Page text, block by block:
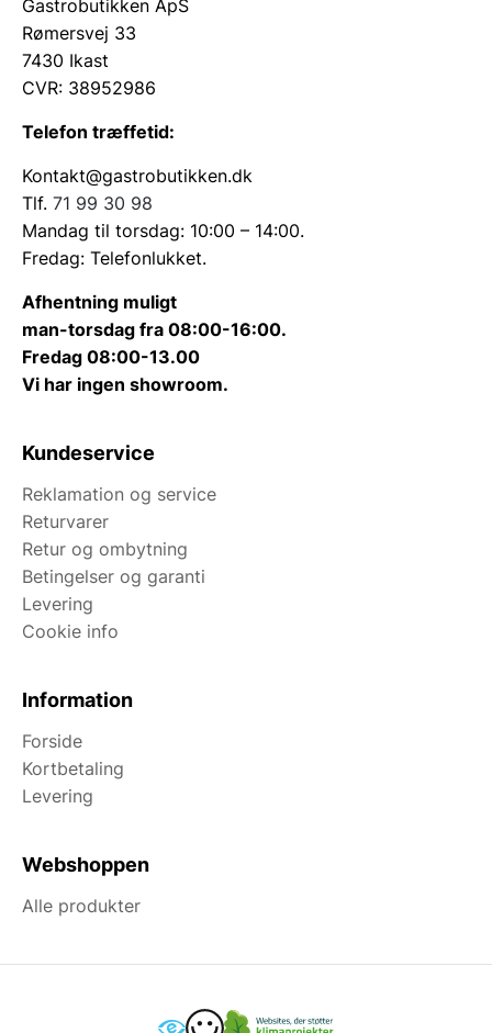
Gastrobutikken ApS
Rømersvej 33
7430 Ikast
CVR: 38952986
Telefon træffetid:
Kontakt@gastrobutikken.dk
Tlf. 71 99 30 98
Mandag til torsdag: 10:00 – 14:00.
Fredag: Telefonlukket.
Afhentning muligt
man-torsdag fra 08:00-16:00.
Fredag 08:00-13.00
Vi har ingen showroom.
Kundeservice
Reklamation og service
Returvarer
Retur og ombytning
Betingelser og garanti
Levering
Cookie info
Information
Forside
Kortbetaling
Levering
Webshoppen
Alle produkter